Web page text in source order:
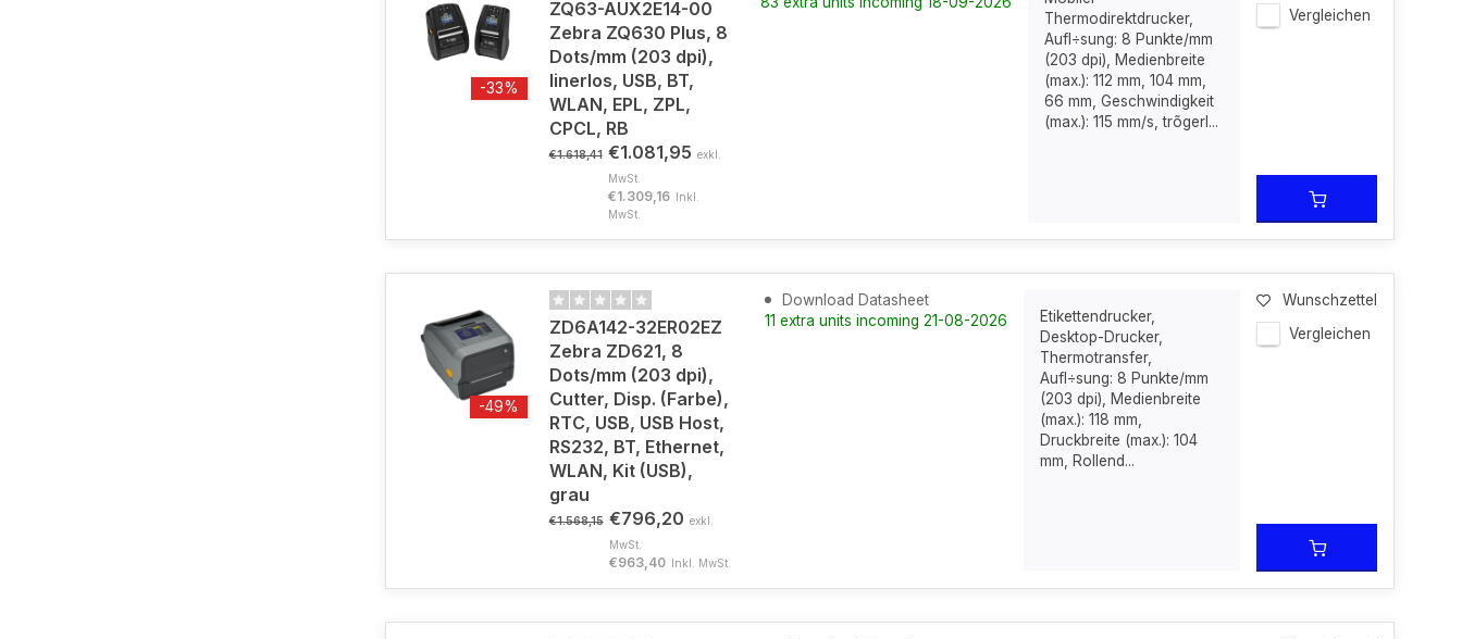
-33%
ZQ63-AUX2E14-00
Zebra ZQ630 Plus, 8
Dots/mm (203 dpi),
linerlos, USB, BT,
WLAN, EPL, ZPL,
CPCL, RB
€1.618,41 €1.081,95 exkl.
MwSt.
€1.309,16 Inkl.
MwSt.
Thermodirektdrucker,
Aufl÷sung: 8 Punkte/mm
(203 dpi), Medienbreite
(max.): 112 mm, 104 mm,
66 mm, Geschwindigkeit
(max.): 115 mm/s, trõgerl...
Vergleichen
-49%
ZD6A142-32ER02EZ
Zebra ZD621, 8
Dots/mm (203 dpi),
Cutter, Disp. (Farbe),
RTC, USB, USB Host,
RS232, BT, Ethernet,
WLAN, Kit (USB),
grau
€1.568,15 €796,20 exkl.
MwSt.
€963,40 Inkl. MwSt.
Download Datasheet
11 extra units incoming 21-08-2026
Etikettendrucker,
Desktop-Drucker,
Thermotransfer,
Aufl÷sung: 8 Punkte/mm
(203 dpi), Medienbreite
(max.): 118 mm,
Druckbreite (max.): 104
mm, Rollend...
Wunschzettel
Vergleichen